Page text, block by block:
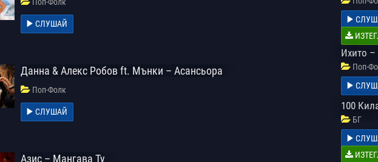
СЛУШАЙ
Данна & Алекс Робов ft. Мънки – Асансьора
Поп-Фолк
СЛУШАЙ
Азис – Мангава Ту
Ихито
Поп-
100
БГ